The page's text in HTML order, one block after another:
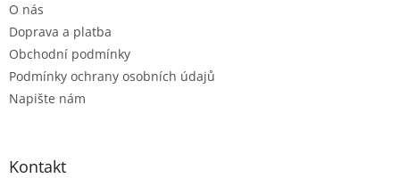
O nás
Doprava a platba
Obchodní podmínky
Podmínky ochrany osobních údajů
Napište nám
Kontakt